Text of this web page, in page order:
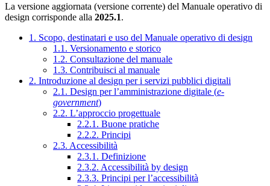
La versione aggiornata (versione corrente) del Manuale operativo di
design corrisponde alla 2025.1.
1. Scopo, destinatari e uso del Manuale operativo di design
1.1. Versionamento e storico
1.2. Consultazione del manuale
1.3. Contribuisci al manuale
2. Introduzione al design per i servizi pubblici digitali
2.1. Design per l’amministrazione digitale (e-
government)
2.2. L’approccio progettuale
2.2.1. Buone pratiche
2.2.2. Principi
2.3. Accessibilità
2.3.1. Definizione
2.3.2. Accessibilità by design
2.3.3. Principi per l’accessibilità